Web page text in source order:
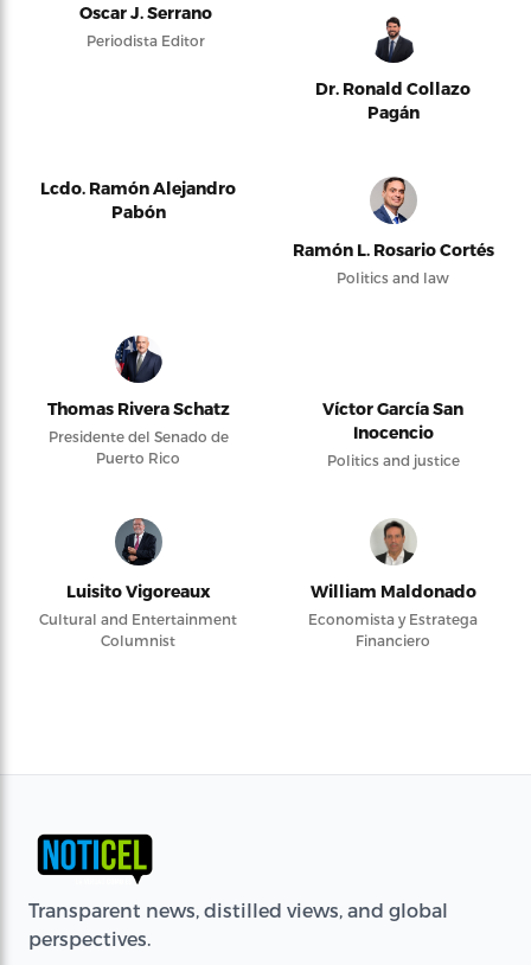
Oscar J. Serrano
Periodista Editor
Dr. Ronald Collazo
Pagán
Lcdo. Ramón Alejandro
Pabón
Ramón L. Rosario Cortés
Politics and law
Thomas Rivera Schatz
Presidente del Senado de
Puerto Rico
Víctor García San
Inocencio
Politics and justice
Luisito Vigoreaux
Cultural and Entertainment
Columnist
William Maldonado
Economista y Estratega
Financiero
Transparent news, distilled views, and global
perspectives.